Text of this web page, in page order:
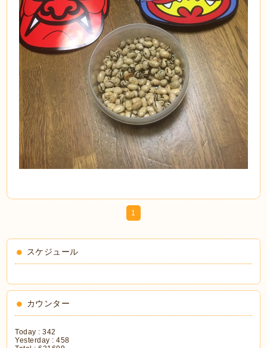
1
スケジュール
カウンター
Today :342
Yesterday :458